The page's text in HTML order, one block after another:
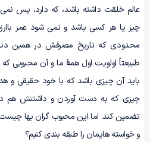
عالم خلقت داشته باشد، که دارد، پس
چیز یا هر کسی باشد و نمی شود عمر
محدودی که تاریخ مصرفش در همین
طبیعتاً اولویت اول همۀ ما و آن محبوبی که
باید آن چیزی باشد که با خود حقیقی و
چیزی که به دست آوردن و داشتنش هم
تضمین کند. اما این محبوب گران بها چیست
و خواسته هایمان را طبقه بندی کنیم؟